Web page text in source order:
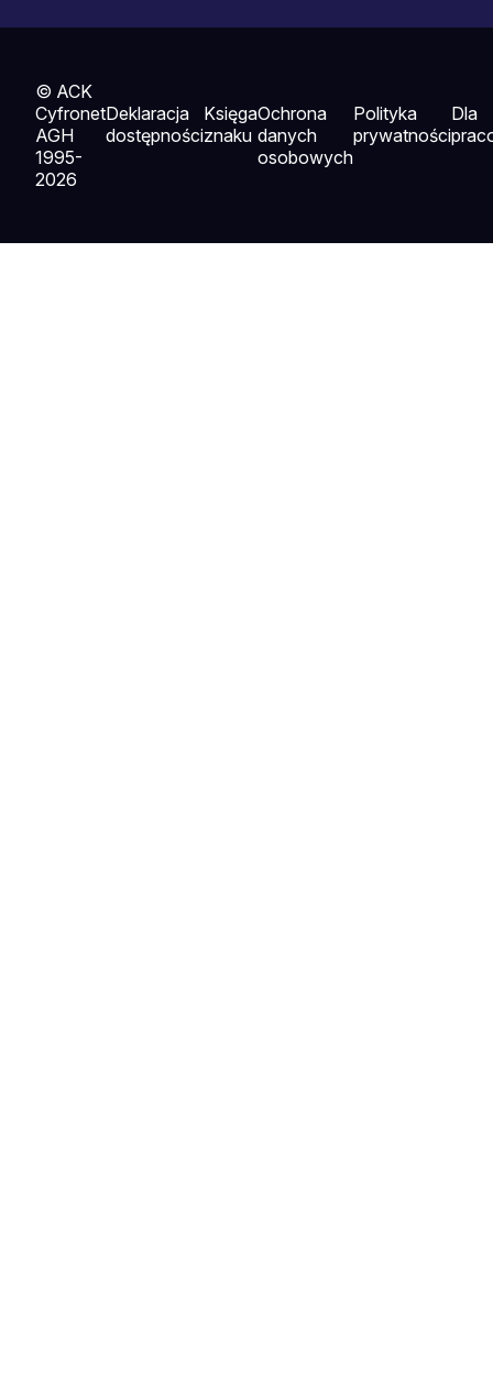
© ACK
Cyfronet
AGH
1995-
2026
Deklaracja
dostępności
Księga
znaku
Ochrona
danych
osobowych
Polityka
prywatności
Dla